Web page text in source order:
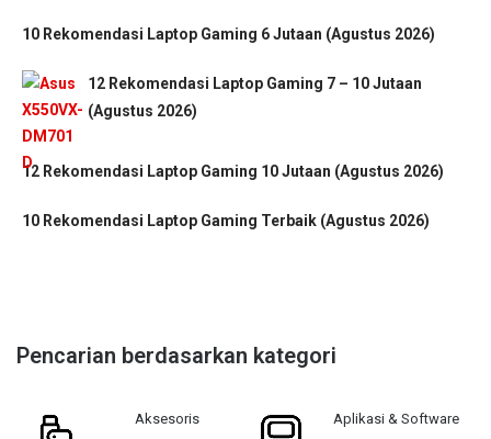
10 Rekomendasi Laptop Gaming 6 Jutaan (Agustus 2026)
12 Rekomendasi Laptop Gaming 7 – 10 Jutaan
(Agustus 2026)
12 Rekomendasi Laptop Gaming 10 Jutaan (Agustus 2026)
10 Rekomendasi Laptop Gaming Terbaik (Agustus 2026)
Pencarian berdasarkan kategori
Aksesoris Aplikasi & Software